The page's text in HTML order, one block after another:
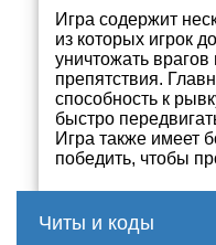
Игра содержит
из которых игрок
уничтожать
препятствия.
способность к
быстро
Игра также имеет
победить, чтобы
Читы и коды